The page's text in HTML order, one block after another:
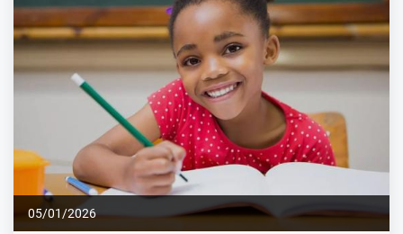
05/01/2026